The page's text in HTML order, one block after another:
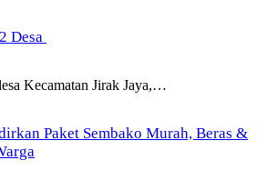
Desa
Kecamatan Jirak Jaya,…
Paket Sembako Murah, Beras &